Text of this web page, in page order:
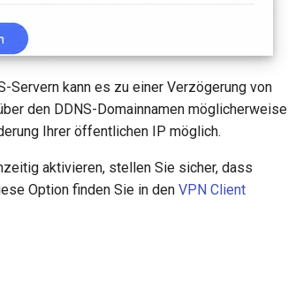
Servern kann es zu einer Verzögerung von
den DDNS-Domainnamen möglicherweise
Ihrer öffentlichen IP möglich.
aktivieren, stellen Sie sicher, dass
Option finden Sie in den VPN Client